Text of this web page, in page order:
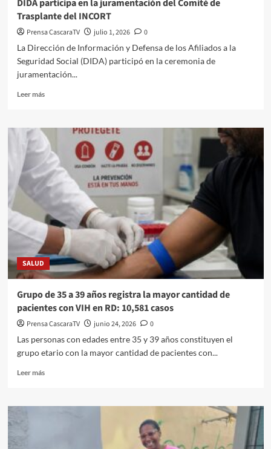
DIDA participa en la juramentación del Comité de
Trasplante del INCORT
Prensa CascaraTV julio 1, 2026
0
La Dirección de Información y Defensa de los Afiliados a la
Seguridad Social (DIDA) participó en la ceremonia de
juramentación...
Leer más
SALUD
Grupo de 35 a 39 años registra la mayor cantidad de
pacientes con VIH en RD: 10,581 casos
Prensa CascaraTV junio 24, 2026
0
Las personas con edades entre 35 y 39 años constituyen el
grupo etario con la mayor cantidad de pacientes con...
Leer más